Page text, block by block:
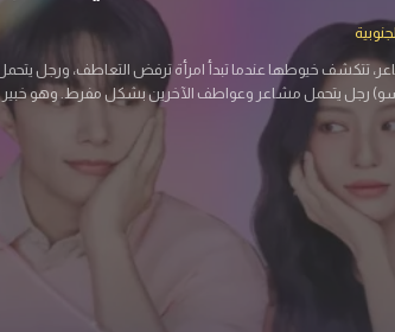
القديمة في العمليات السرية للعثور عليها، ليجد
خطيرة بين كوريا الشمالية والجنوبية. يعمل حالياً كموظف